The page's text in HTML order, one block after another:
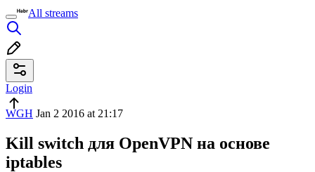
All streams
Login
WGH Jan 2 2016 at 21:17
Kill switch для OpenVPN на основе
iptables